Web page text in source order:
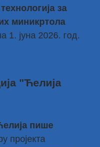
за
миникртола
1. јуна 2026. год.
"Ћелија
пише
пројекта